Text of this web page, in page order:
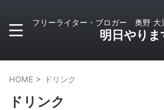
フリーライター・ブロガー 奥野 大
明日やりま
HOME > ドリンク
ドリンク